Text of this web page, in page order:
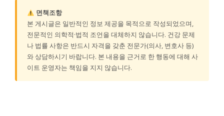
면책조항
본 게시글은 일반적인 정보 제공을 목적으로 작성되었으며,
전문적인 의학적·법적 조언을 대체하지 않습니다. 건강 문제
나 법률 사항은 반드시 자격을 갖춘 전문가(의사, 변호사 등)
와 상담하시기 바랍니다. 본 내용을 근거로 한 행동에 대해 사
이트 운영자는 책임을 지지 않습니다.